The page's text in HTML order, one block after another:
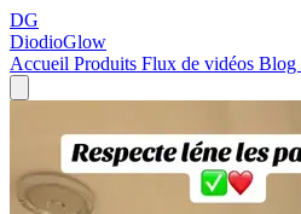
DG
DiodioGlow
Accueil Produits Flux de vidéos Blog